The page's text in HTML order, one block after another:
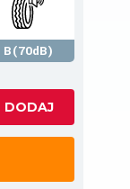
B(70dB)